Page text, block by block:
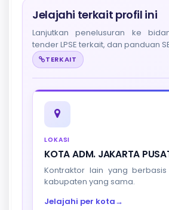
Jelajahi terkait profil ini
Lanjutkan penelusuran ke
tender LPSE terkait, dan panduan
TERKAIT
LOKASI
KOTA ADM. JAKARTA
Kontraktor lain yang
kabupaten yang sama.
Jelajahi per kota→